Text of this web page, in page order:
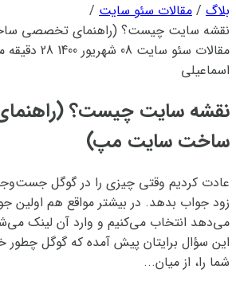
بلاگ / مقالات سئو سایت /
نقشه سایت چیست؟ (راهنمای تخصصی
مقالات سئو سایت 08 شهریور 1400 28 دقیقه مطالعه
اسماعیلی
نقشه سایت چیست؟
ساخت سایت مپ)
عادت کردیم وقتی چیزی را در گوگل
زود جواب‌ بدهد. در بیشتر مواقع هم اولین
می‌دهد انتخاب می‌کنیم و وارد آن لینک
این سؤال برایتان پیش آمده که گوگل
شما را، از میان...